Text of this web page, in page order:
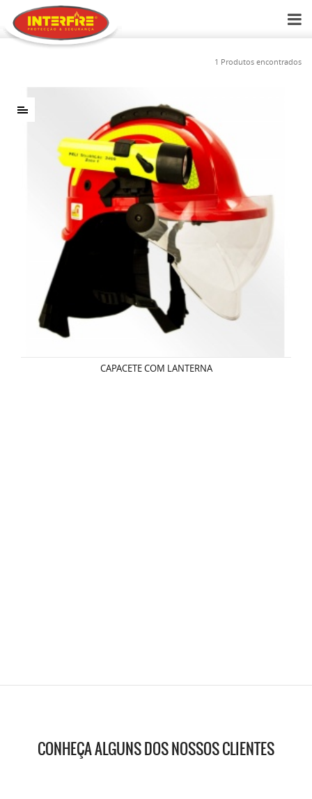
1 Produtos encontrados
CAPACETE COM LANTERNA
CONHEÇA ALGUNS DOS NOSSOS CLIENTES